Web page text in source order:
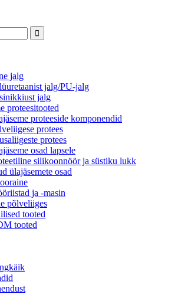
jalg
jalg/PU-jalg
jalg
proteesitooted
proteeside komponendid
protees
protees
osad lapsele
silikoonnöör ja süstiku lukk
ülajäsemete osad
ja -masin
põlveliiges
tooted
tooted